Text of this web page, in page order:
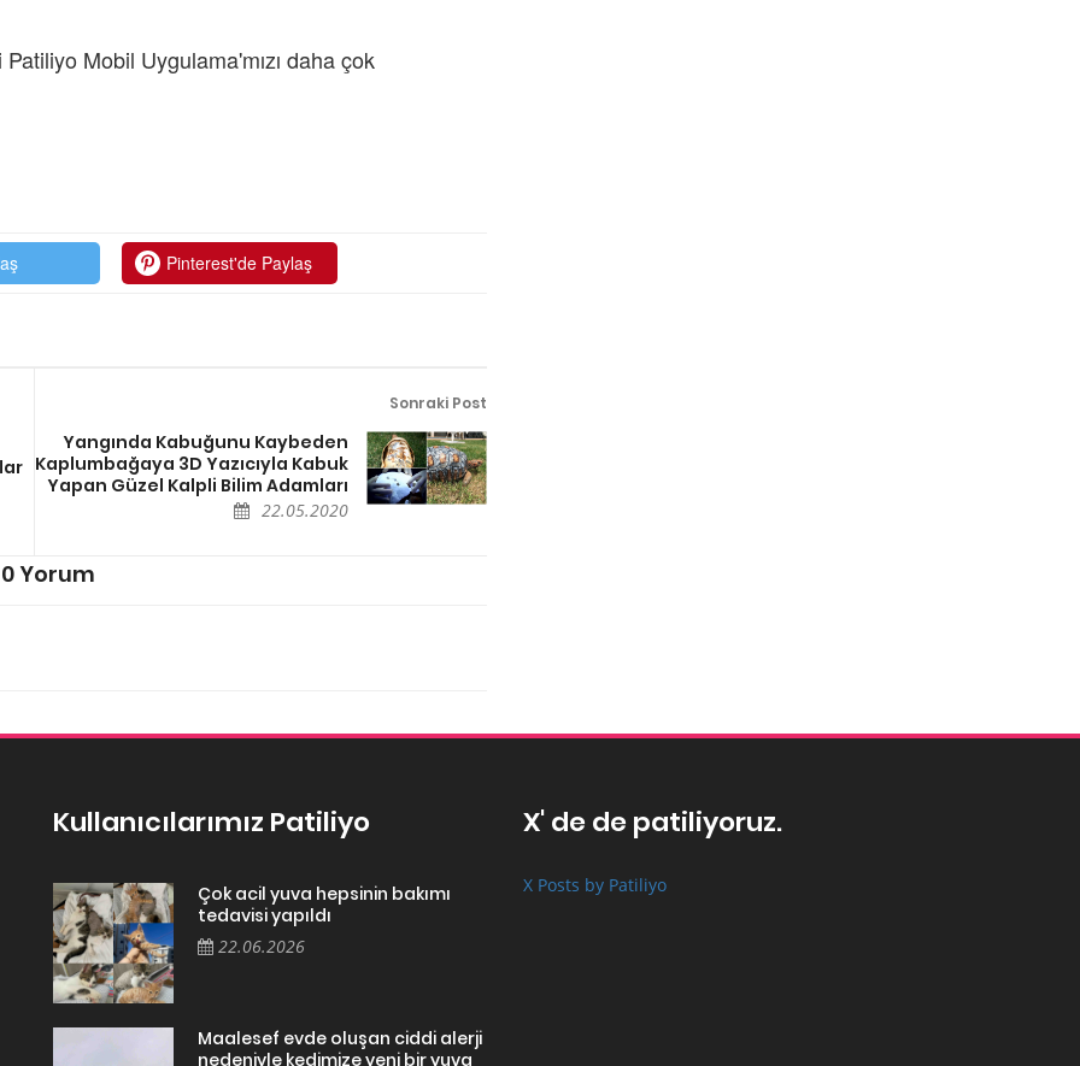
Mobil Uygulama'mızı daha çok
Pinterest'de Paylaş
Sonraki Post
Yangında Kabuğunu Kaybeden
Kaplumbağaya 3D Yazıcıyla Kabuk
Yapan Güzel Kalpli Bilim Adamları
22.05.2020
0 Yorum
Kullanıcılarımız Patiliyo
Çok acil yuva hepsinin bakımı
tedavisi yapıldı
22.06.2026
Maalesef evde oluşan ciddi alerji
nedeniyle kedimize yeni bir yuva
X' de de patiliyoruz.
X Posts by Patiliyo